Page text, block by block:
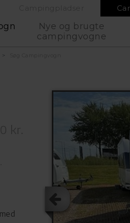
Nye og brugte
campingvogne